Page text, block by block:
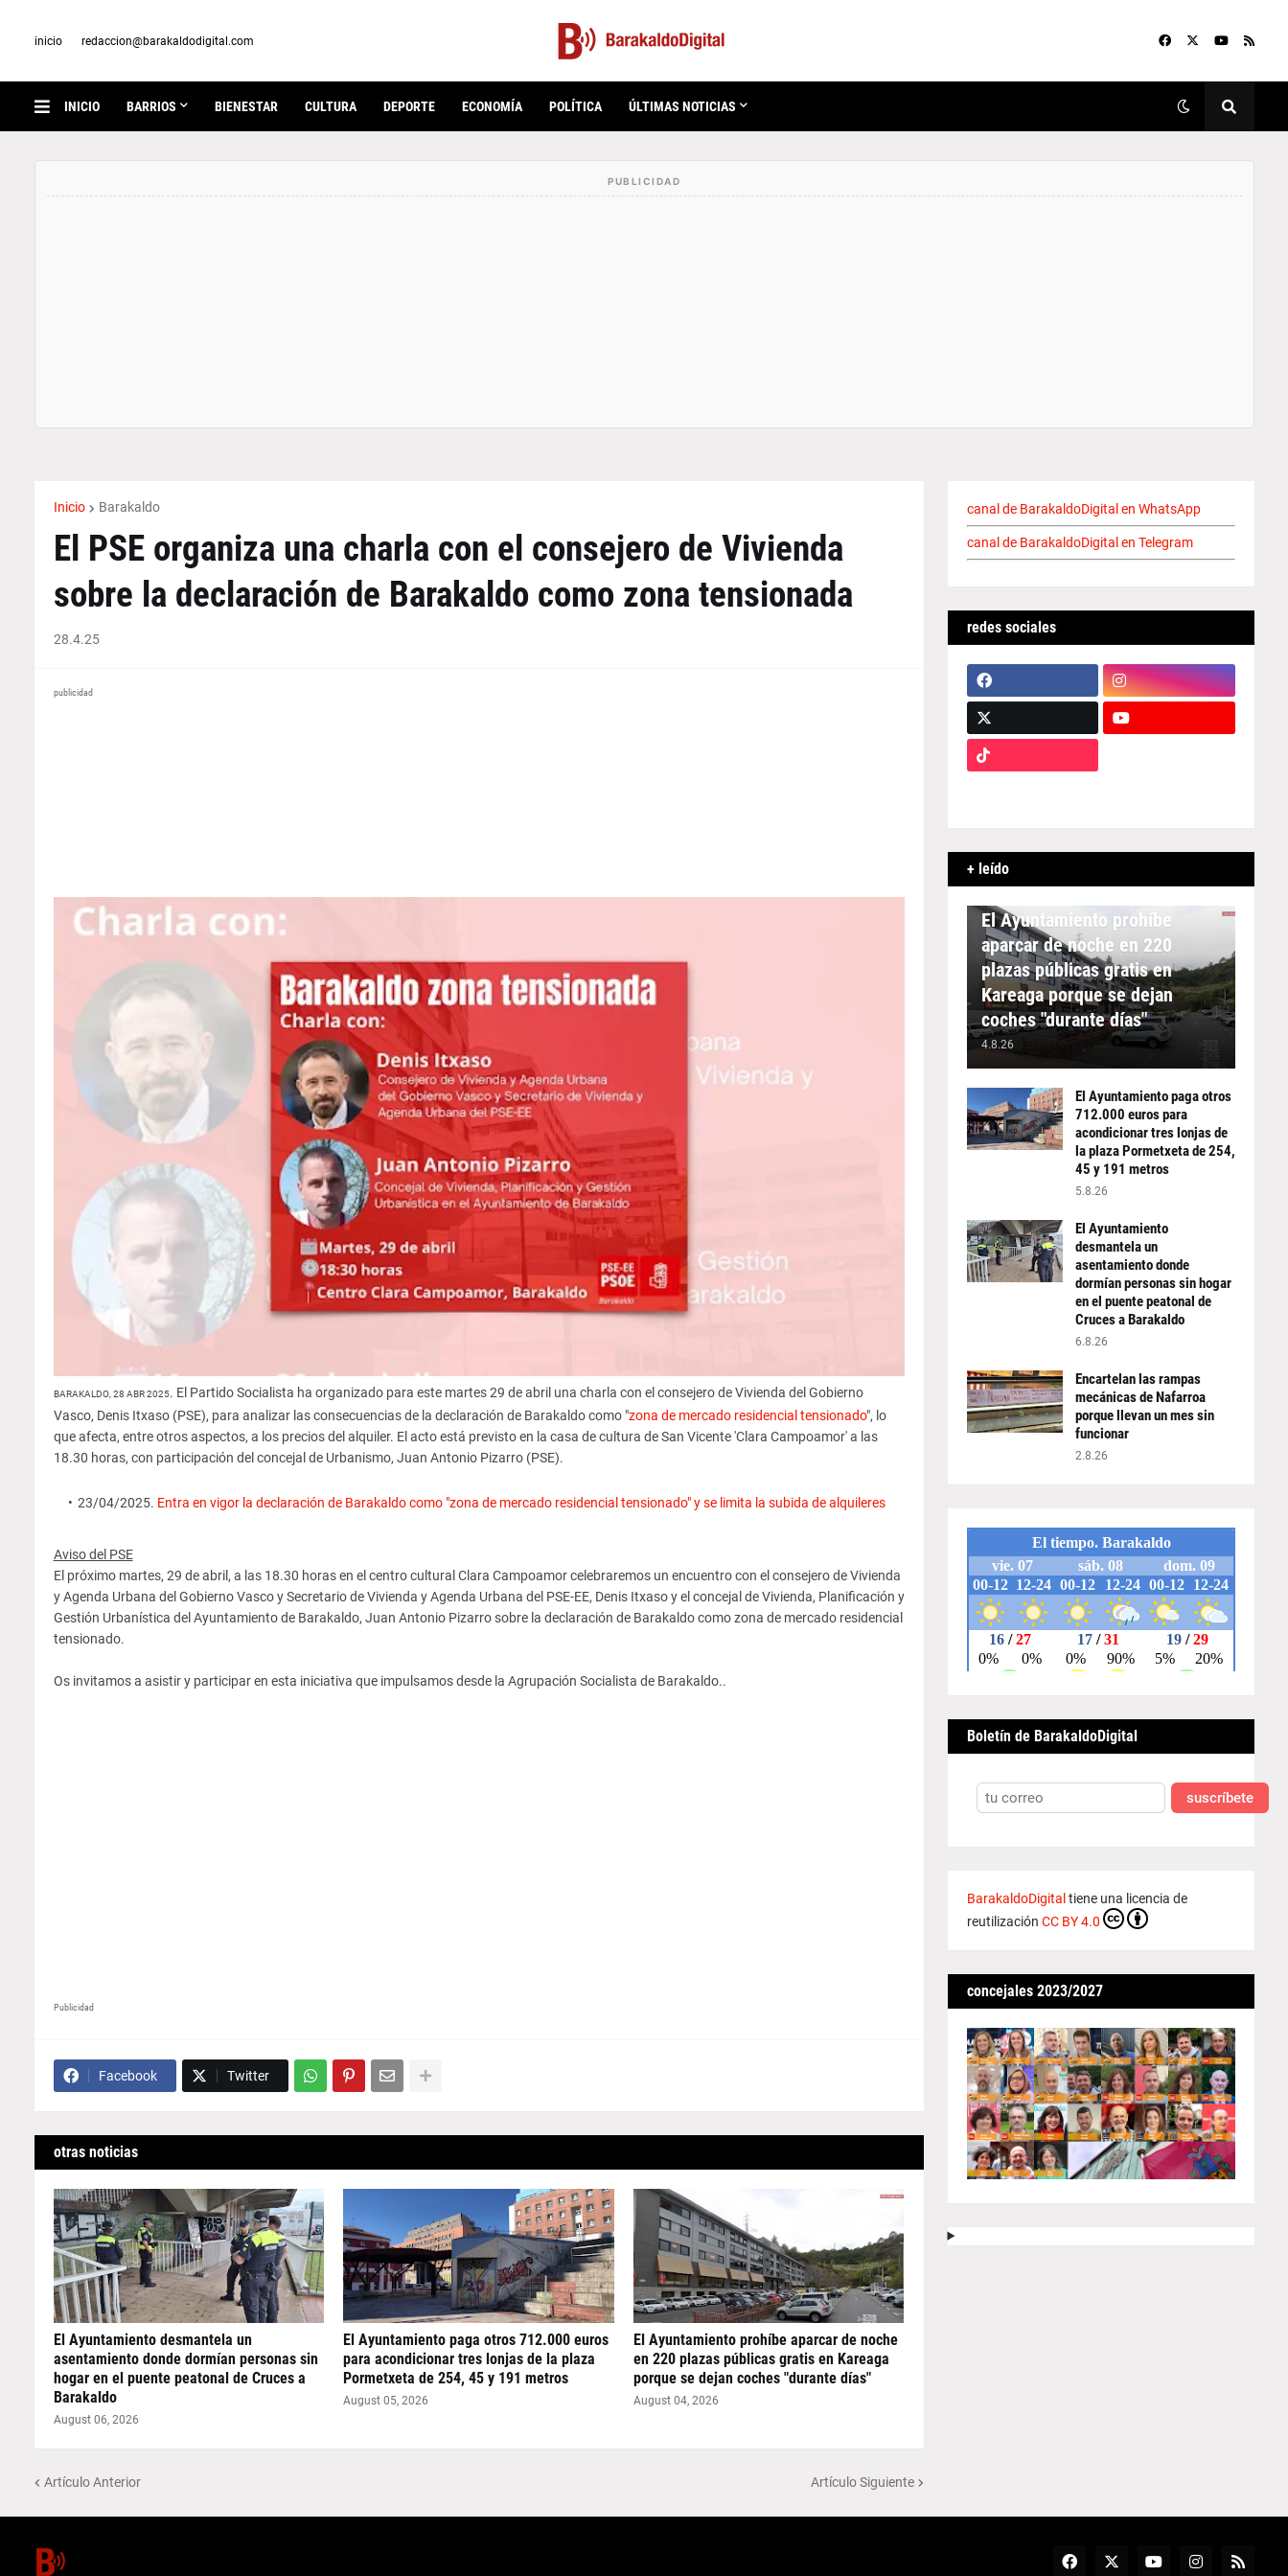
inicio redaccion@barakaldodigital.com
INICIO BARRIOS BIENESTAR CULTURA DEPORTE ECONOMÍA POLÍTICA ÚLTIMAS NOTICIAS
Inicio Barakaldo
El PSE organiza una charla con el consejero de Vivienda
sobre la declaración de Barakaldo como zona tensionada
28.4.25
publicidad
BARAKALDO, 28 ABR 2025. El Partido Socialista ha organizado para este martes 29 de abril una charla con el consejero de Vivienda del Gobierno
Vasco, Denis Itxaso (PSE), para analizar las consecuencias de la declaración de Barakaldo como "zona de mercado residencial tensionado", lo
que afecta, entre otros aspectos, a los precios del alquiler. El acto está previsto en la casa de cultura de San Vicente 'Clara Campoamor' a las
18.30 horas, con participación del concejal de Urbanismo, Juan Antonio Pizarro (PSE).
23/04/2025. Entra en vigor la declaración de Barakaldo como "zona de mercado residencial tensionado" y se limita la subida de alquileres
Aviso del PSE
El próximo martes, 29 de abril, a las 18.30 horas en el centro cultural Clara Campoamor celebraremos un encuentro con el consejero de Vivienda
y Agenda Urbana del Gobierno Vasco y Secretario de Vivienda y Agenda Urbana del PSE-EE, Denis Itxaso y el concejal de Vivienda, Planificación y
Gestión Urbanística del Ayuntamiento de Barakaldo, Juan Antonio Pizarro sobre la declaración de Barakaldo como zona de mercado residencial
tensionado.
Os invitamos a asistir y participar en esta iniciativa que impulsamos desde la Agrupación Socialista de Barakaldo..
Publicidad
Facebook Twitter
otras noticias
El Ayuntamiento desmantela un
asentamiento donde dormían personas sin
hogar en el puente peatonal de Cruces a
Barakaldo
August 06, 2026
El Ayuntamiento paga otros 712.000 euros
para acondicionar tres lonjas de la plaza
Pormetxeta de 254, 45 y 191 metros
August 05, 2026
El Ayuntamiento prohíbe aparcar de noche
en 220 plazas públicas gratis en Kareaga
porque se dejan coches "durante días"
August 04, 2026
Artículo Anterior Artículo Siguiente
canal de BarakaldoDigital en WhatsApp
canal de BarakaldoDigital en Telegram
redes sociales
+ leído
APARCAMIENTO
El Ayuntamiento prohíbe
aparcar de noche en 220
plazas públicas gratis en
Kareaga porque se dejan
coches "durante días"
4.8.26
El Ayuntamiento paga otros
712.000 euros para
acondicionar tres lonjas de
la plaza Pormetxeta de 254,
45 y 191 metros
5.8.26
El Ayuntamiento
desmantela un
asentamiento donde
dormían personas sin hogar
en el puente peatonal de
Cruces a Barakaldo
6.8.26
Encartelan las rampas
mecánicas de Nafarroa
porque llevan un mes sin
funcionar
2.8.26
Boletín de BarakaldoDigital
suscríbete
BarakaldoDigital tiene una licencia de
reutilización CC BY 4.0
concejales 2023/2027